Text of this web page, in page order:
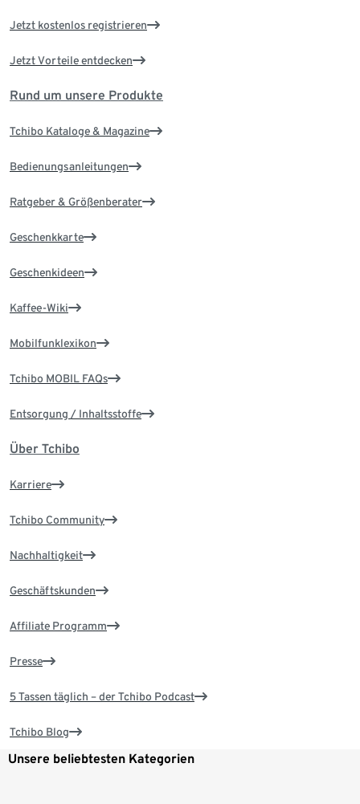
Jetzt kostenlos registrieren
Jetzt Vorteile entdecken
Rund um unsere Produkte
Tchibo Kataloge & Magazine
Bedienungsanleitungen
Ratgeber & Größenberater
Geschenkkarte
Geschenkideen
Kaffee-Wiki
Mobilfunklexikon
Tchibo MOBIL FAQs
Entsorgung / Inhaltsstoffe
Über Tchibo
Karriere
Tchibo Community
Nachhaltigkeit
Geschäftskunden
Affiliate Programm
Presse
5 Tassen täglich – der Tchibo Podcast
Tchibo Blog
Unsere beliebtesten Kategorien